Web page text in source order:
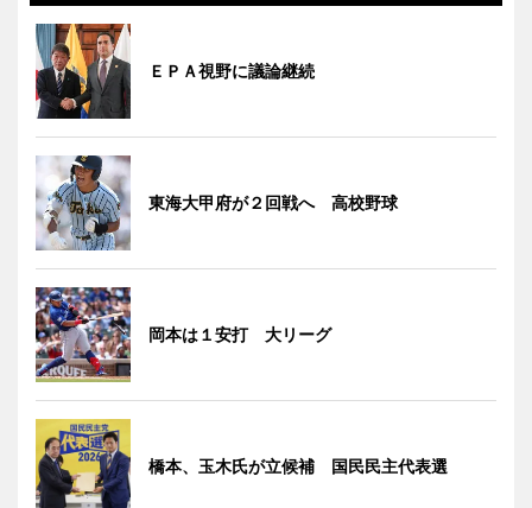
ＥＰＡ視野に議論継続
東海大甲府が２回戦へ 高校野球
岡本は１安打 大リーグ
橋本、玉木氏が立候補 国民民主代表選